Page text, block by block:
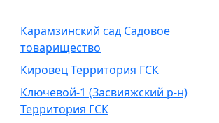
Карамзинский сад Садовое
товарищество
Кировец Территория ГСК
Ключевой-1 (Засвияжский р-н)
Территория ГСК